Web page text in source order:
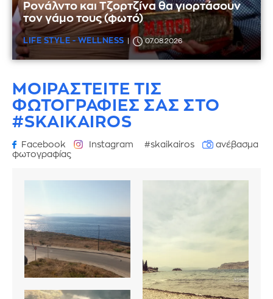
Ρονάλντο και Τζορτζίνα θα γιορτάσουν
τον γάμο τους (φωτό)
LIFE STYLE - WELLNESS 07.08.2026
ΜΟΙΡΑΣΤΕΙΤΕ ΤΙΣ
ΦΩΤΟΓΡΑΦΙΕΣ ΣΑΣ ΣΤΟ
#SKAIKAIROS
Facebook Instagram #skaikairos
ανέβασμα
φωτογραφίας